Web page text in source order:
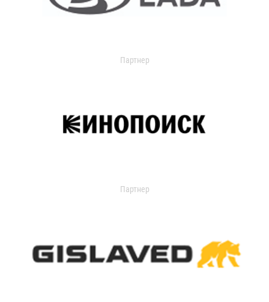
Партнер
Партнер